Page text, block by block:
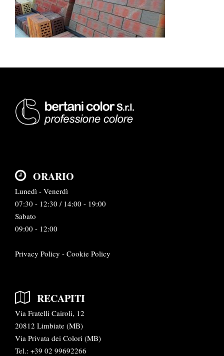
ORARIO
Lunedì - Venerdì
07:30 - 12:30 / 14:00 - 19:00
Sabato
09:00 - 12:00
Privacy Policy - Cookie Policy
RECAPITI
Via Fratelli Cairoli, 12
20812 Limbiate (MB)
Via Privata dei Colori (MB)
Tel.: +39 02 99692266